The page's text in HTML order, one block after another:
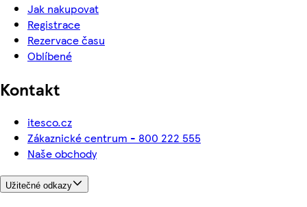
Jak nakupovat
Registrace
Rezervace času
Oblíbené
Kontakt
itesco.cz
Zákaznické centrum - 800 222 555
Naše obchody
Užitečné odkazy